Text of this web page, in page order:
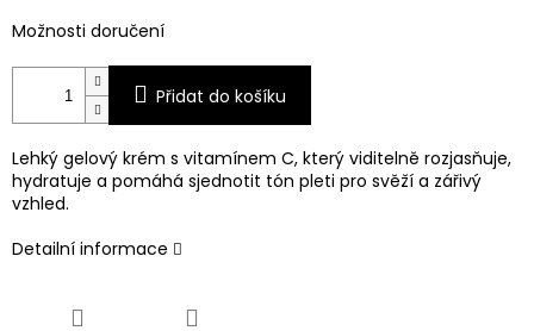
Možnosti doručení
Přidat do košíku
Lehký gelový krém s vitamínem C, který viditelně rozjasňuje,
hydratuje a pomáhá sjednotit tón pleti pro svěží a zářivý
vzhled.
Detailní informace